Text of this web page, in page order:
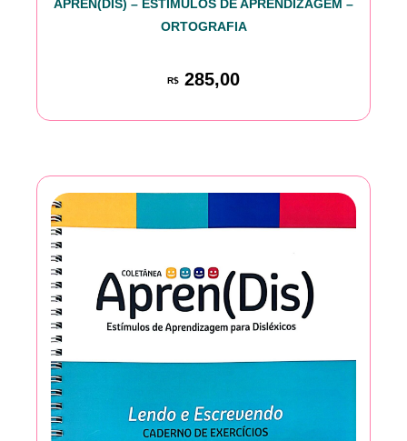
APREN(DIS) – ESTÍMULOS DE APRENDIZAGEM –
ORTOGRAFIA
R$ 285,00